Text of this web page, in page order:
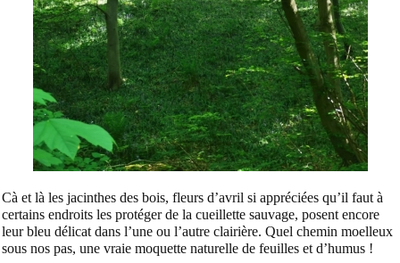
Cà et là les jacinthes des bois, fleurs d’avril si appréciées qu’il faut à
certains endroits les protéger de la cueillette sauvage, posent encore
leur bleu délicat dans l’une ou l’autre clairière. Quel chemin moelleux
sous nos pas, une vraie moquette naturelle de feuilles et d’humus !